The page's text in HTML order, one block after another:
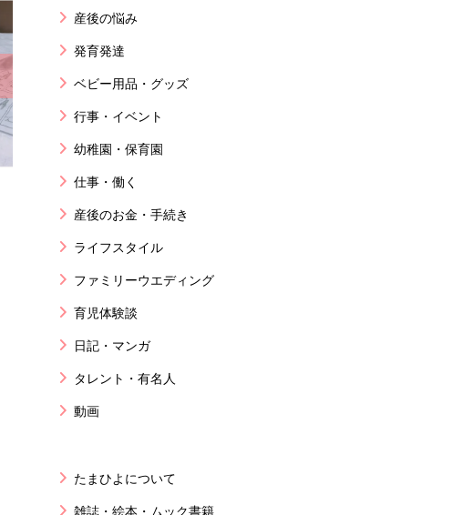
産後の悩み
発育発達
ベビー用品・グッズ
行事・イベント
幼稚園・保育園
仕事・働く
産後のお金・手続き
ライフスタイル
ファミリーウエディング
育児体験談
日記・マンガ
タレント・有名人
動画
たまひよについて
雑誌・絵本・ムック書籍